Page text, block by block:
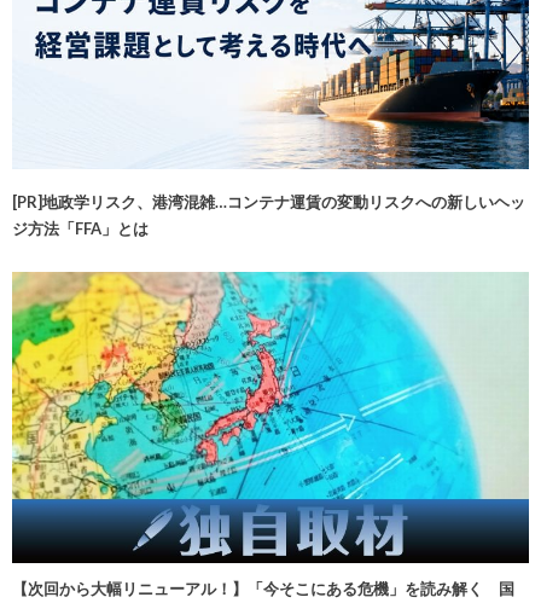
[PR]地政学リスク、港湾混雑…コンテナ運賃の変動リスクへの新しいヘッ
ジ方法「FFA」とは
【次回から大幅リニューアル！】「今そこにある危機」を読み解く 国